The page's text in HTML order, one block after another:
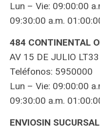
Lun – Vie: 09:00:00
09:30:00 a.m.
484 CONTINENTAL
AV 15 DE JULIO
Teléfonos: 5950000
Lun – Vie: 09:00:00
09:30:00 a.m.
ENVIOSIN